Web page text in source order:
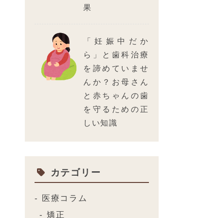
果
「妊娠中だか
ら」と歯科治療
を諦めていませ
んか？お母さん
と赤ちゃんの歯
を守るための正
しい知識
カテゴリー
医療コラム
矯正